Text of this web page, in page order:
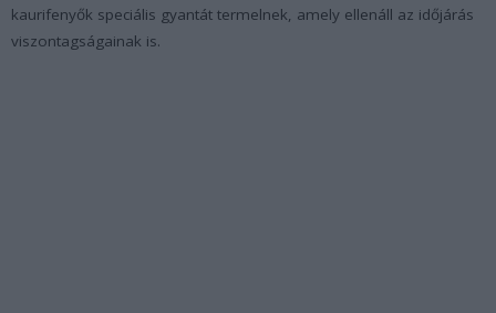
kaurifenyők speciális gyantát termelnek, amely ellenáll az időjárás
viszontagságainak is.